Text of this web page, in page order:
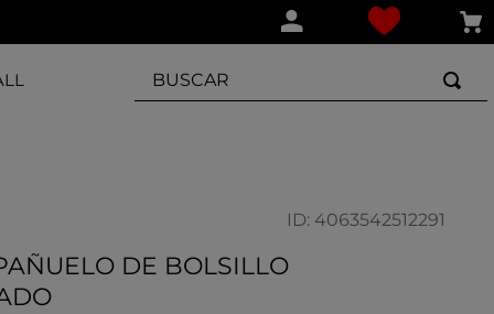
BUSCAR
ID: 4063542512291
DE BOLSILLO